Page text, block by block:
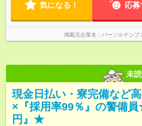
気になる！ 応募
掲載元企業名 パーソルテン
未読
現金日払い・寮完備など
×『採用率99％』の警備
円』★